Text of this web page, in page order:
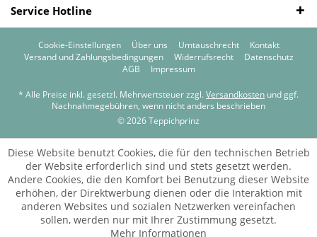
Service Hotline
Cookie-Einstellungen Über uns Umtauschrecht
Kontakt
Versand und Zahlungsbedingungen
Widerrufsrecht
Datenschutz
AGB
Impressum
* Alle Preise inkl. gesetzl. Mehrwertsteuer zzgl. Versandkosten und ggf.
Nachnahmegebühren, wenn nicht anders beschrieben
© 2026 Teppichprinz
Diese Website benutzt Cookies, die für den technischen Betrieb
der Website erforderlich sind und stets gesetzt werden.
Andere Cookies, die den Komfort bei Benutzung dieser Website
erhöhen, der Direktwerbung dienen oder die Interaktion mit
anderen Websites und sozialen Netzwerken vereinfachen
sollen, werden nur mit Ihrer Zustimmung gesetzt.
Mehr Informationen